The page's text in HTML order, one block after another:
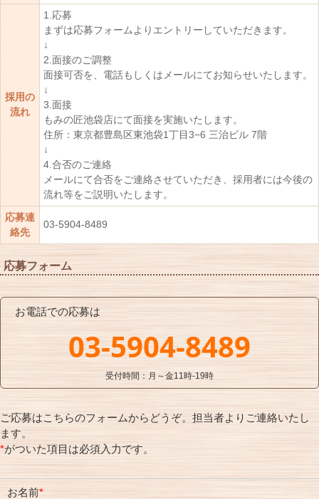
採用の
流れ
1.応募
まずは応募フォームよりエントリーしていただきます。
↓
2.面接のご調整
面接可否を、電話もしくはメールにてお知らせいたします。
↓
3.面接
もみの匠池袋店にて面接を実施いたします。
住所：東京都豊島区東池袋1丁目3−6 三治ビル 7階
↓
4.合否のご連絡
メールにて合否をご連絡させていただき、採用者には今後の
流れ等をご説明いたします。
応募連
絡先
03-5904-8489
応募フォーム
お電話での応募は
03-5904-8489
受付時間：月～金11時-19時
ご応募はこちらのフォームからどうぞ。担当者よりご連絡いたし
ます。
*がついた項目は必須入力です。
お名前*